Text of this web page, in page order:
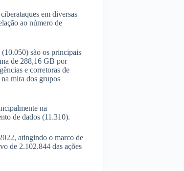
em diversas
ao número de
são os principais
de 288,16 GB por
e corretoras de
mira dos grupos
na
de dados (11.310).
atingindo o marco de
de 2.102.844 das ações